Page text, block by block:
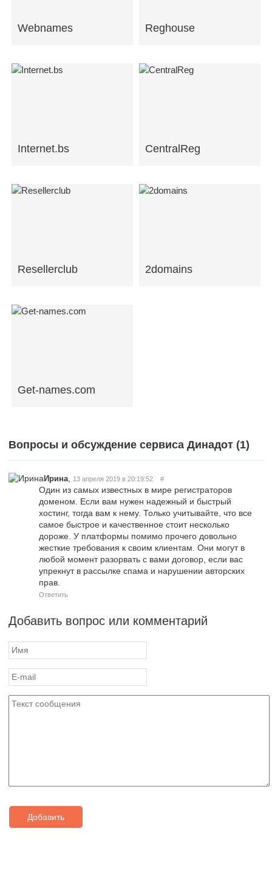
Webnames Reghouse
Internet.bs CentralReg
Resellerclub 2domains
Get-names.com
Вопросы и обсуждение сервиса Динадот (1)
Ирина 13 апреля 2019 в 20:19:52 #
Один из самых известных в мире регистраторов
доменом. Если вам нужен надежный и быстрый
хостинг, тогда вам к нему. Только учитывайте, что все
самое быстрое и качественное стоит несколько
дороже. У платформы помимо прочего довольно
жесткие требования к своим клиентам. Они могут в
любой момент разорвать с вами договор, если вас
упрекнут в рассылке спама и нарушении авторских
прав.
Ответить
Добавить вопрос или комментарий
Добавить